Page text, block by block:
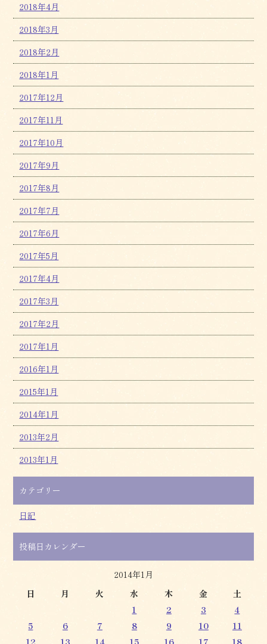
2018年4月
2018年3月
2018年2月
2018年1月
2017年12月
2017年11月
2017年10月
2017年9月
2017年8月
2017年7月
2017年6月
2017年5月
2017年4月
2017年3月
2017年2月
2017年1月
2016年1月
2015年1月
2014年1月
2013年2月
2013年1月
カテゴリー
日記
投稿日カレンダー
2014年1月
日
月 火 水 木 金
土
1
2 3
4
5
6 7 8 9 10
11